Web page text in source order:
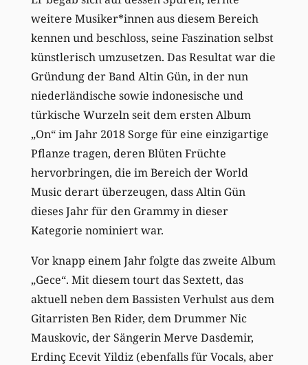
weitere Musiker*innen aus diesem Bereich
kennen und beschloss, seine Faszination selbst
künstlerisch umzusetzen. Das Resultat war die
Gründung der Band Altin Gün, in der nun
niederländische sowie indonesische und
türkische Wurzeln seit dem ersten Album
„On“ im Jahr 2018 Sorge für eine einzigartige
Pflanze tragen, deren Blüten Früchte
hervorbringen, die im Bereich der World
Music derart überzeugen, dass Altin Gün
dieses Jahr für den Grammy in dieser
Kategorie nominiert war.
Vor knapp einem Jahr folgte das zweite Album
„Gece“. Mit diesem tourt das Sextett, das
aktuell neben dem Bassisten Verhulst aus dem
Gitarristen Ben Rider, dem Drummer Nic
Mauskovic, der Sängerin Merve Dasdemir,
Erdinç Ecevit Yildiz (ebenfalls für Vocals, aber